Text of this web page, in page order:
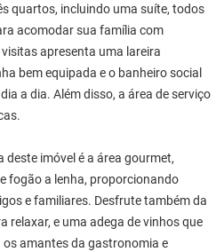
quartos, incluindo uma suíte, todos
acomodar sua família com
apresenta uma lareira
bem equipada e o banheiro social
a dia. Além disso, a área de serviço
imóvel é a área gourmet,
fogão a lenha, proporcionando
e familiares. Desfrute também da
relaxar, e uma adega de vinhos que
amantes da gastronomia e